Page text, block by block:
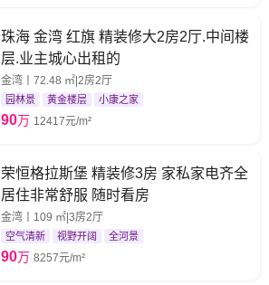
珠海 金湾 红旗 精装修大2房2厅.中间楼
层.业主城心出租的
金湾丨72.48 ㎡|2房2厅
园林景 黄金楼层 小康之家
90万 12417元/m²
荣恒格拉斯堡 精装修3房 家私家电齐全
居住非常舒服 随时看房
金湾丨109 ㎡|3房2厅
空气清新 视野开阔 全河景
90万8257元/m²